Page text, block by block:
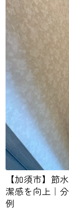
【加須市】節
潔感を向上｜
例